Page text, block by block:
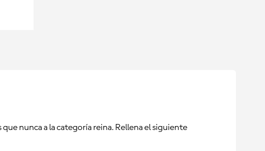
nunca a la categoría reina. Rellena el siguiente